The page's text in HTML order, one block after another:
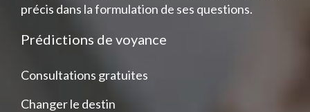
précis dans la formulation de ses questions.
Prédictions de voyance
Consultations gratuites
Changer le destin